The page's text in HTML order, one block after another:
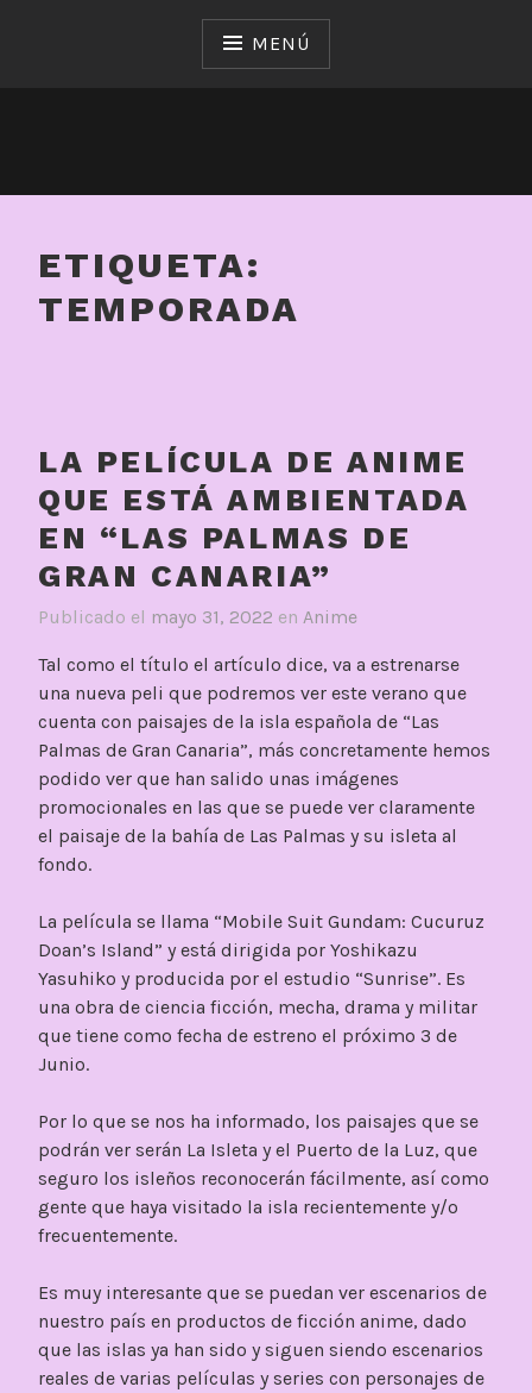
MENÚ
ETIQUETA:
TEMPORADA
LA PELÍCULA DE ANIME
QUE ESTÁ AMBIENTADA
EN “LAS PALMAS DE
GRAN CANARIA”
Publicado el mayo 31, 2022 en Anime
Tal como el título el artículo dice, va a estrenarse
una nueva peli que podremos ver este verano que
cuenta con paisajes de la isla española de “Las
Palmas de Gran Canaria”, más concretamente hemos
podido ver que han salido unas imágenes
promocionales en las que se puede ver claramente
el paisaje de la bahía de Las Palmas y su isleta al
fondo.
La película se llama “Mobile Suit Gundam: Cucuruz
Doan’s Island” y está dirigida por Yoshikazu
Yasuhiko y producida por el estudio “Sunrise”. Es
una obra de ciencia ficción, mecha, drama y militar
que tiene como fecha de estreno el próximo 3 de
Junio.
Por lo que se nos ha informado, los paisajes que se
podrán ver serán La Isleta y el Puerto de la Luz, que
seguro los isleños reconocerán fácilmente, así como
gente que haya visitado la isla recientemente y/o
frecuentemente.
Es muy interesante que se puedan ver escenarios de
nuestro país en productos de ficción anime, dado
que las islas ya han sido y siguen siendo escenarios
reales de varias películas y series con personajes de